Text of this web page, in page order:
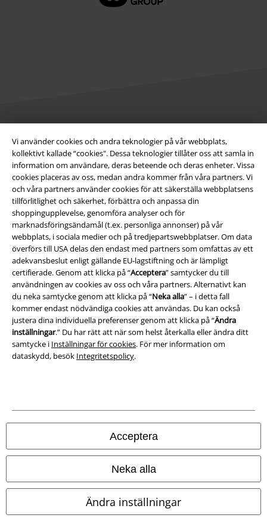
Vi använder cookies och andra teknologier på vår webbplats,
kollektivt kallade “cookies". Dessa teknologier tillåter oss att samla in
information om användare, deras beteende och deras enheter. Vissa
cookies placeras av oss, medan andra kommer från våra partners. Vi
och våra partners använder cookies för att säkerställa webbplatsens
tillförlitlighet och säkerhet, förbättra och anpassa din
shoppingupplevelse, genomföra analyser och för
marknadsföringsändamål (t.ex. personliga annonser) på vår
webbplats, i sociala medier och på tredjepartswebbplatser. Om data
överförs till USA delas den endast med partners som omfattas av ett
adekvansbeslut enligt gällande EU-lagstiftning och är lämpligt
certifierade. Genom att klicka på “Acceptera” samtycker du till
användningen av cookies av oss och våra partners. Alternativt kan
du neka samtycke genom att klicka på “Neka alla” – i detta fall
kommer endast nödvändiga cookies att användas. Du kan också
justera dina individuella preferenser genom att klicka på “Ändra
inställningar.” Du har rätt att när som helst återkalla eller ändra ditt
samtycke i Inställningar för cookies. För mer information om
dataskydd, besök Integritetspolicy.
Acceptera
Neka alla
Ändra inställningar
Juridisk information/Villkor
Villkor
Om oss
Ladda ner villkoren
Avfallshantering och miljöskydd
Försäkran om överensstämmelse
Information om tillgänglighet
Inställningar för cookies
Bekräfta ångrat köp
Våra onlinebutiker
EMP International